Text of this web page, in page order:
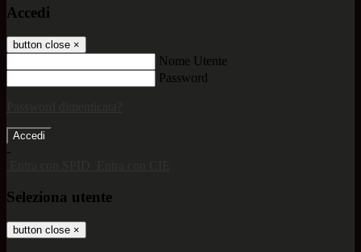
Accedi
button close ×
Nome Utente
Password
-
Seleziona utente
button close ×